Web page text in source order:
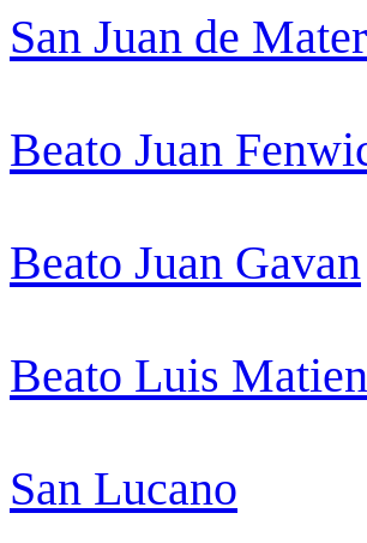
San Juan de
Beato Juan
Beato Juan Gavan
Beato Luis
San Lucano